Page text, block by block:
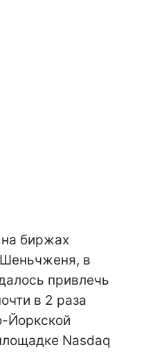
биржах
в
привлечь
в 2 раза
Йоркской
Nasdaq